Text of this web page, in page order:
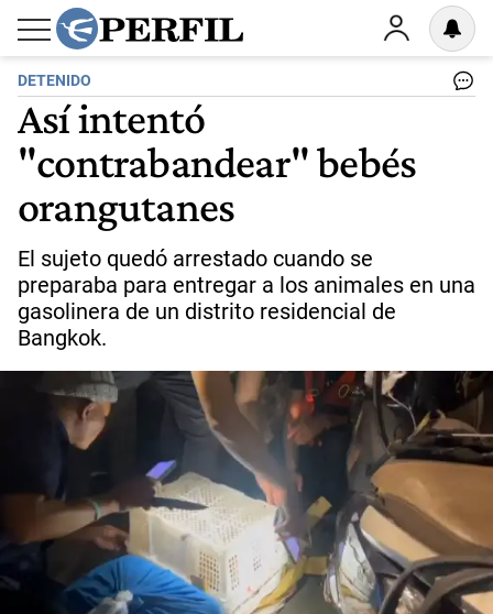
DETENIDO
Así intentó
"contrabandear" bebés
orangutanes
El sujeto quedó arrestado cuando se
preparaba para entregar a los animales en una
gasolinera de un distrito residencial de
Bangkok.